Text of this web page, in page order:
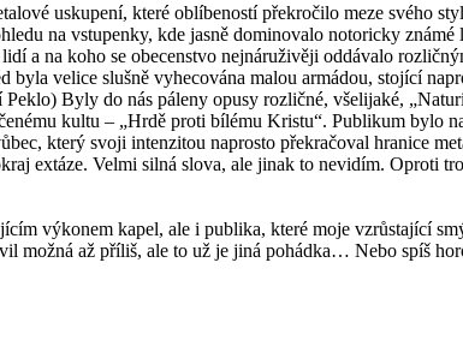
uskupení, které oblíbeností překročilo meze svého
na vstupenky, kde jasně dominovalo notoricky známé
na koho se obecenstvo nejnáruživěji oddávalo
velice slušně vyhecována malou armádou, stojící
Byly do nás páleny opusy rozličné, všelijaké,
kultu – „Hrdě proti bílému Kristu“. Publikum bylo
který svoji intenzitou naprosto překračoval hranice
extáze. Velmi silná slova, ale jinak to nevidím. Oproti
výkonem kapel, ale i publika, které moje vzrůstající
možná až příliš, ale to už je jiná pohádka… Nebo spíš